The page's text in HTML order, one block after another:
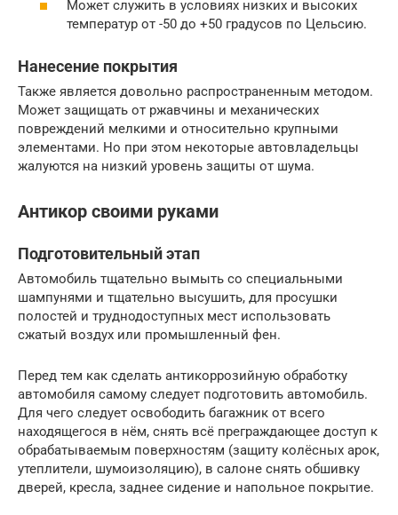
Может служить в условиях низких и высоких
температур от -50 до +50 градусов по Цельсию.
Нанесение покрытия
Также является довольно распространенным методом.
Может защищать от ржавчины и механических
повреждений мелкими и относительно крупными
элементами. Но при этом некоторые автовладельцы
жалуются на низкий уровень защиты от шума.
Антикор своими руками
Подготовительный этап
Автомобиль тщательно вымыть со специальными
шампунями и тщательно высушить, для просушки
полостей и труднодоступных мест использовать
сжатый воздух или промышленный фен.
Перед тем как сделать антикоррозийную обработку
автомобиля самому следует подготовить автомобиль.
Для чего следует освободить багажник от всего
находящегося в нём, снять всё преграждающее доступ к
обрабатываемым поверхностям (защиту колёсных арок,
утеплители, шумоизоляцию), в салоне снять обшивку
дверей, кресла, заднее сидение и напольное покрытие.